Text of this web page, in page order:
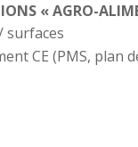
« AGRO-
surfaces
CE (PMS, plan